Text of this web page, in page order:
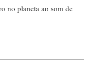
no planeta ao som de